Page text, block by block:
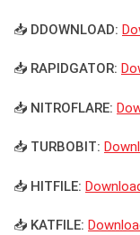
📥 DDOWNLOAD:
📥 RAPIDGATOR:
📥 NITROFLARE:
📥 TURBOBIT:
📥 HITFILE:
📥 KATFILE: